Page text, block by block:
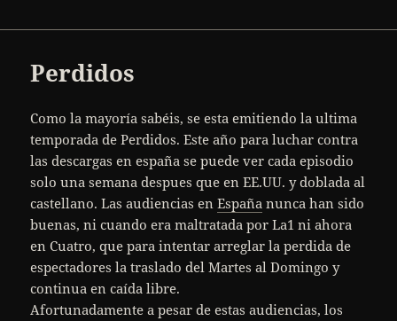
Perdidos
Como la mayoría sabéis, se esta emitiendo la ultima
temporada de Perdidos. Este año para luchar contra
las descargas en españa se puede ver cada episodio
solo una semana despues que en EE.UU. y doblada al
castellano. Las audiencias enEspaña nunca han sido
buenas, ni cuando era maltratada por La1 ni ahora
en Cuatro, que para intentar arreglar la perdida de
espectadores la traslado del Martes al Domingo y
continua en caída libre.
Afortunadamente a pesar de estas audiencias, los